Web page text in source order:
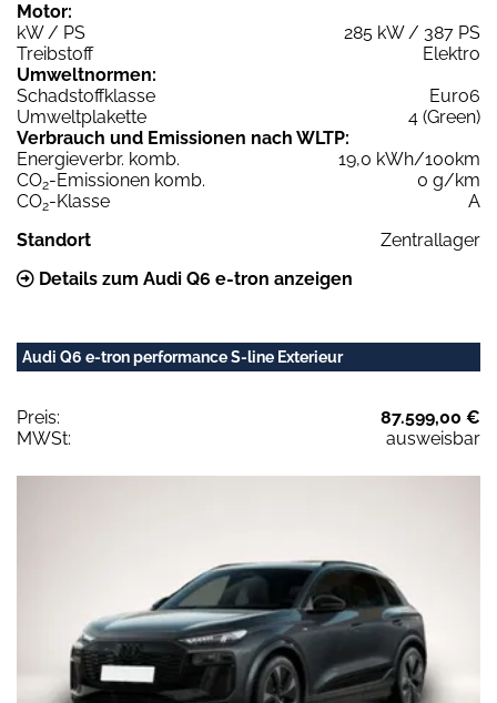
Motor:
kW / PS
285 kW / 387 PS
Treibstoff
Elektro
Umweltnormen:
Schadstoffklasse
Euro6
Umweltplakette
4 (Green)
Verbrauch und Emissionen nach WLTP:
Energieverbr. komb.
19,0 kWh/100km
CO2-Emissionen komb.
0 g/km
CO2-Klasse
A
Standort
Zentrallager
Details zum Audi Q6 e-tron anzeigen
Audi Q6 e-tron performance S-line Exterieur
Preis:
87.599,00 €
MWSt:
ausweisbar